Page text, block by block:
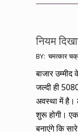
नियम
2011-
BY: चमत्कार
बाजार
जल्दी ही
अवस्था में
शुरू होगी।
बनाएंगे कि